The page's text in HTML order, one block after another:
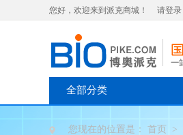
您好，欢迎来到派克商城！ 请登录
全部分类
您现在的位置是： 首页 >